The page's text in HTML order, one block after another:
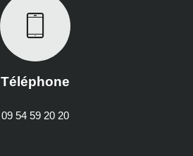
Téléphone
09 54 59 20 20